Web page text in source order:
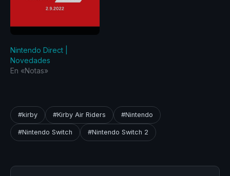
Nintendo Direct |
Novedades
En «Notas»
#kirby #Kirby Air Riders #Nintendo
#Nintendo Switch #Nintendo Switch 2